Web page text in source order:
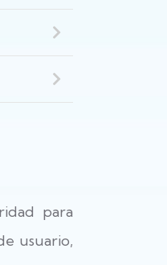
para
usuario,